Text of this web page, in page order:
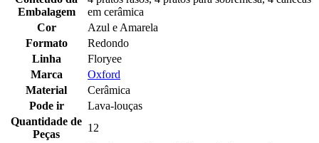
Embalagem
em cerâmica
Cor
Azul e Amarela
Formato
Redondo
Linha
Floryee
Marca
Oxford
Material
Cerâmica
Pode ir
Lava-louças
Quantidade de
Peças
12